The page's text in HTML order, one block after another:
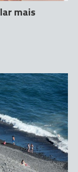
mais